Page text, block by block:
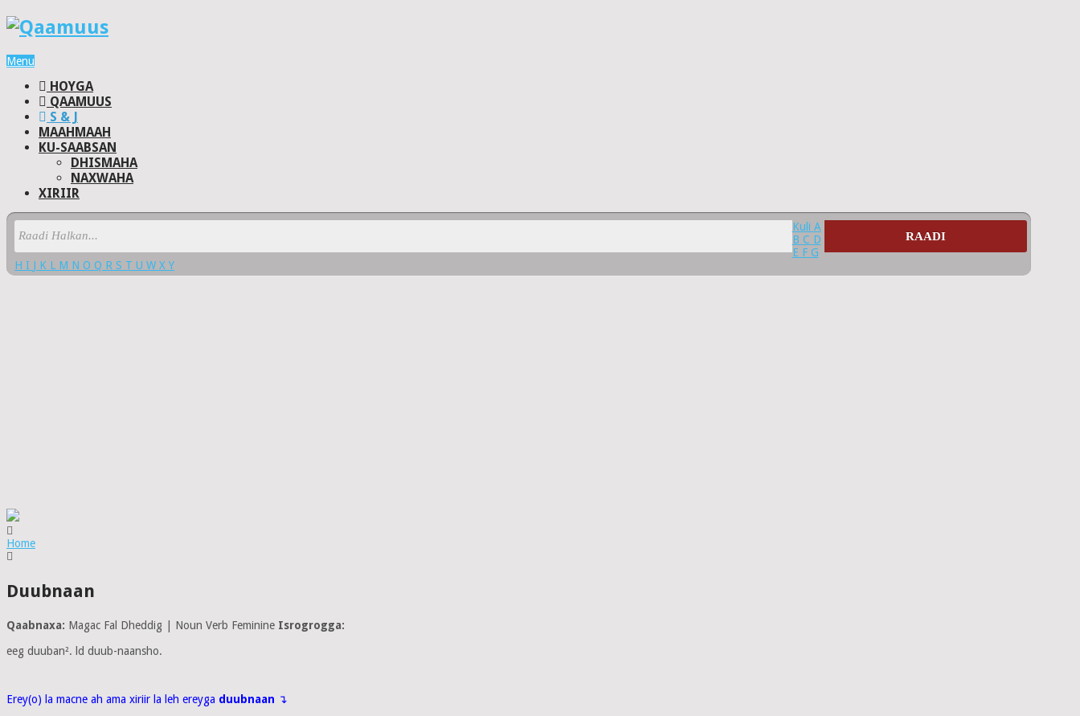
Menu
HOYGA
QAAMUUS
S & J
MAAHMAAH
KU-SAABSAN
DHISMAHA
NAXWAHA
XIRIIR
RAADI
Kuli A
B C D
E F G
H I J K L M N O Q R S T U W X Y
Home
Duubnaan
Qaabnaxa: Magac Fal Dheddig | Noun Verb Feminine Isrogrogga:
eeg duuban². ld duub-naansho.
Erey(o) la macne ah ama xiriir la leh ereyga duubnaan ↴